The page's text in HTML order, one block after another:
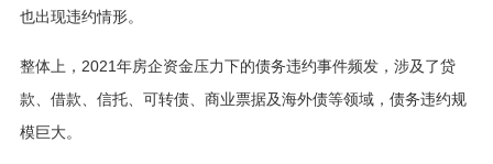
也出现违约情形。
整体上，2021年房企资金压力下的债务违约事件频发，涉及了贷
款、借款、信托、可转债、商业票据及海外债等领域，债务违约规
模巨大。